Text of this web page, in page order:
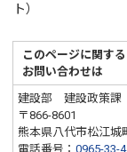
ト）
このページに関する
お問い合わせは
建設部 建設政策課
〒866-8601
熊本県八代市松江
電話番号：0965-33-